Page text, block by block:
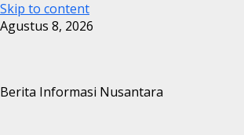
Skip to content
Agustus 8, 2026
Berita Informasi Nusantara